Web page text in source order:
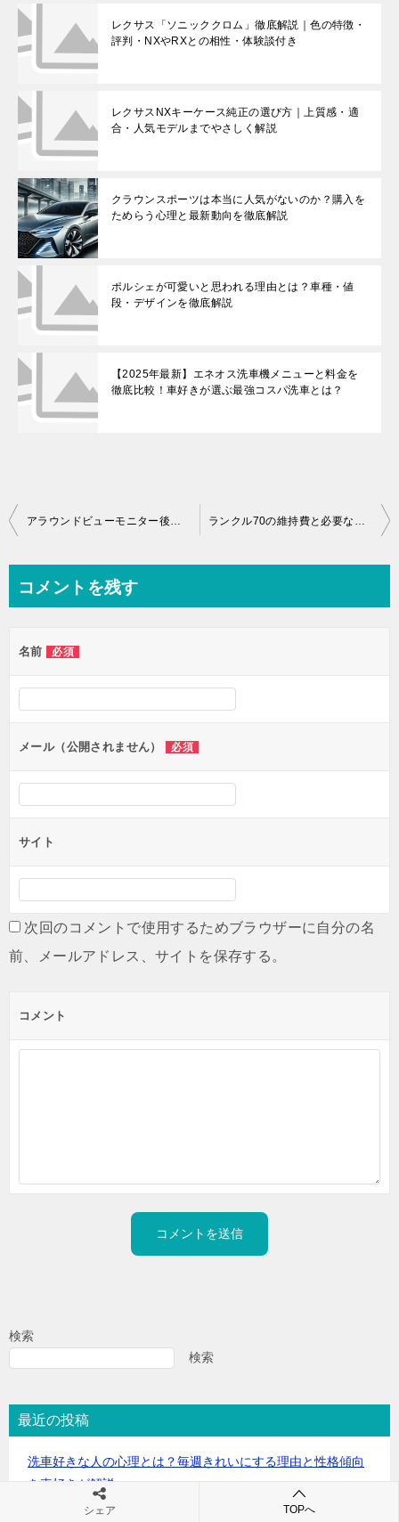
レクサス「ソニッククロム」徹底解説｜色の特徴・
評判・NXやRXとの相性・体験談付き
レクサスNXキーケース純正の選び方｜上質感・適
合・人気モデルまでやさしく解説
クラウンスポーツは本当に人気がないのか？購入を
ためらう心理と最新動向を徹底解説
ポルシェが可愛いと思われる理由とは？車種・値
段・デザインを徹底解説
【2025年最新】エネオス洗車機メニューと料金を
徹底比較！車好きが選ぶ最強コスパ洗車とは？
投
ビ
ー
シ
ン
アラウンドビューモニター後付けを車オタクがやさしく解説｜費用・取り付け場所・選び方 ランクル70の維持費と必要な年収を車オタクがやさしく解説｜再再販モデルのポイント
コメントを残す
名前 必須
メール（公開されません） 必須
サイト
次回のコメントで使用するためブラウザーに自分の名
前、メールアドレス、サイトを保存する。
コメント
検索
検索
最近の投稿
洗車好きな人の心理とは？毎週きれいにする理由と性格傾向
を車好きが解説
ハイラックスは値落ちしない？リセールが強い理由と失敗し
シェア TOPへ